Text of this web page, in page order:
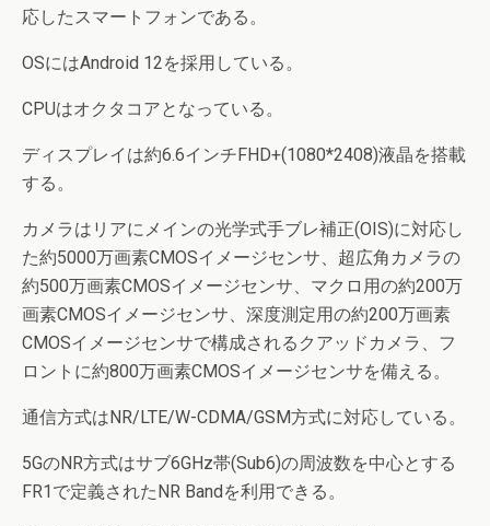
応したスマートフォンである。
OSにはAndroid 12を採用している。
CPUはオクタコアとなっている。
ディスプレイは約6.6インチFHD+(1080*2408)液晶を搭載
する。
カメラはリアにメインの光学式手ブレ補正(OIS)に対応し
た約5000万画素CMOSイメージセンサ、超広角カメラの
約500万画素CMOSイメージセンサ、マクロ用の約200万
画素CMOSイメージセンサ、深度測定用の約200万画素
CMOSイメージセンサで構成されるクアッドカメラ、フ
ロントに約800万画素CMOSイメージセンサを備える。
通信方式はNR/LTE/W-CDMA/GSM方式に対応している。
5GのNR方式はサブ6GHz帯(Sub6)の周波数を中心とする
FR1で定義されたNR Bandを利用できる。